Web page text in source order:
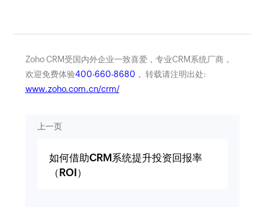
Zoho CRM受国内外企业一致喜爱，专业CRM系统厂商，
欢迎免费体验400-660-8680 ， 转载请注明出处:
www.zoho.com.cn/crm/
上一页
如何借助CRM系统提升投资回报率
（ROI）